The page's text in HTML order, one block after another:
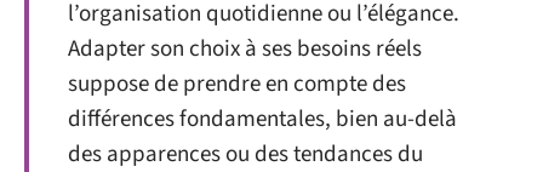
l’organisation quotidienne ou l’élégance.
Adapter son choix à ses besoins réels
suppose de prendre en compte des
différences fondamentales, bien au-delà
des apparences ou des tendances du